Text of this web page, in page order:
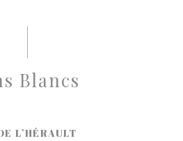
Blancs
L’HÉRAULT